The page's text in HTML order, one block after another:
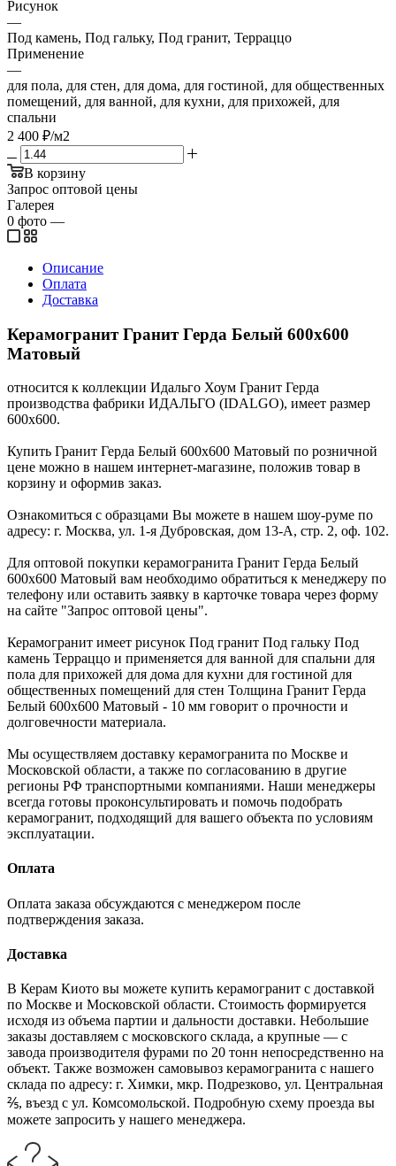
Рисунок
—
Под камень, Под гальку, Под гранит, Терраццо
Применение
—
для пола, для стен, для дома, для гостиной, для общественных
помещений, для ванной, для кухни, для прихожей, для
спальни
2 400 ₽/м2
В корзину
Запрос оптовой цены
Галерея
0 фото —
Описание
Оплата
Доставка
Керамогранит Гранит Герда Белый 600х600
Матовый
относится к коллекции Идальго Хоум Гранит Герда
производства фабрики ИДАЛЬГО (IDALGO), имеет размер
600x600.
Купить Гранит Герда Белый 600х600 Матовый по розничной
цене можно в нашем интернет-магазине, положив товар в
корзину и оформив заказ.
Ознакомиться с образцами Вы можете в нашем шоу-руме по
адресу: г. Москва, ул. 1-я Дубровская, дом 13-А, стр. 2, оф. 102.
Для оптовой покупки керамогранита Гранит Герда Белый
600х600 Матовый вам необходимо обратиться к менеджеру по
телефону или оставить заявку в карточке товара через форму
на сайте "Запрос оптовой цены".
Керамогранит имеет рисунок Под гранит Под гальку Под
камень Терраццо и применяется для ванной для спальни для
пола для прихожей для дома для кухни для гостиной для
общественных помещений для стен Толщина Гранит Герда
Белый 600х600 Матовый - 10 мм говорит о прочности и
долговечности материала.
Мы осуществляем доставку керамогранита по Москве и
Московской области, а также по согласованию в другие
регионы РФ транспортными компаниями. Наши менеджеры
всегда готовы проконсультировать и помочь подобрать
керамогранит, подходящий для вашего объекта по условиям
эксплуатации.
Оплата
Оплата заказа обсуждаются с менеджером после
подтверждения заказа.
Доставка
В Керам Киото вы можете купить керамогранит с доставкой
по Москве и Московской области. Стоимость формируется
исходя из объема партии и дальности доставки. Небольшие
заказы доставляем с московского склада, а крупные — с
завода производителя фурами по 20 тонн непосредственно на
объект. Также возможен самовывоз керамогранита с нашего
склада по адресу: г. Химки, мкр. Подрезково, ул. Центральная
⅖, въезд с ул. Комсомольской. Подробную схему проезда вы
можете запросить у нашего менеджера.